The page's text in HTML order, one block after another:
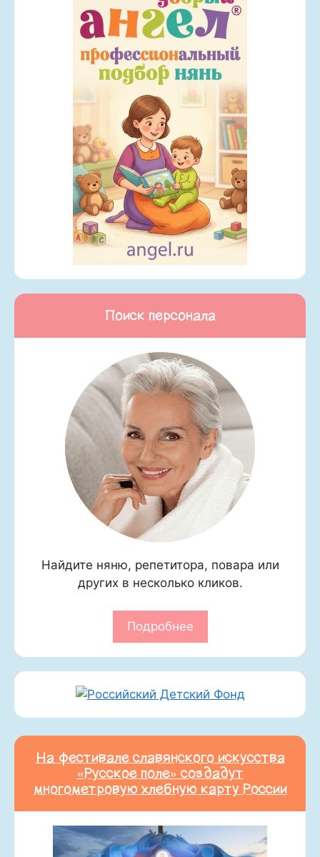
Поиск персонала
Найдите няню, репетитора, повара или
других в несколько кликов.
Подробнее
На фестивале славянского искусства
«Русское поле» создадут
многометровую хлебную карту России